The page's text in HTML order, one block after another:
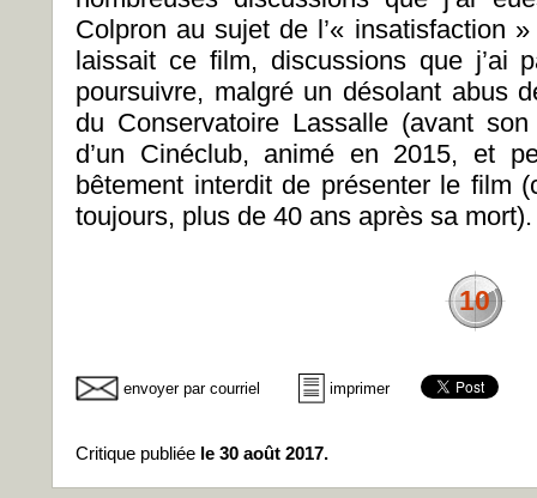
Colpron au sujet de l’« insatisfaction
laissait ce film, discussions que j’ai
poursuivre, malgré un désolant abus
du Conservatoire Lassalle (avant
d’un Cinéclub, animé en 2015, et
bêtement interdit de présenter le film
toujours, plus de 40 ans après sa mort).
10
envoyer par courriel imprimer
Critique publiée le 30 août 2017.